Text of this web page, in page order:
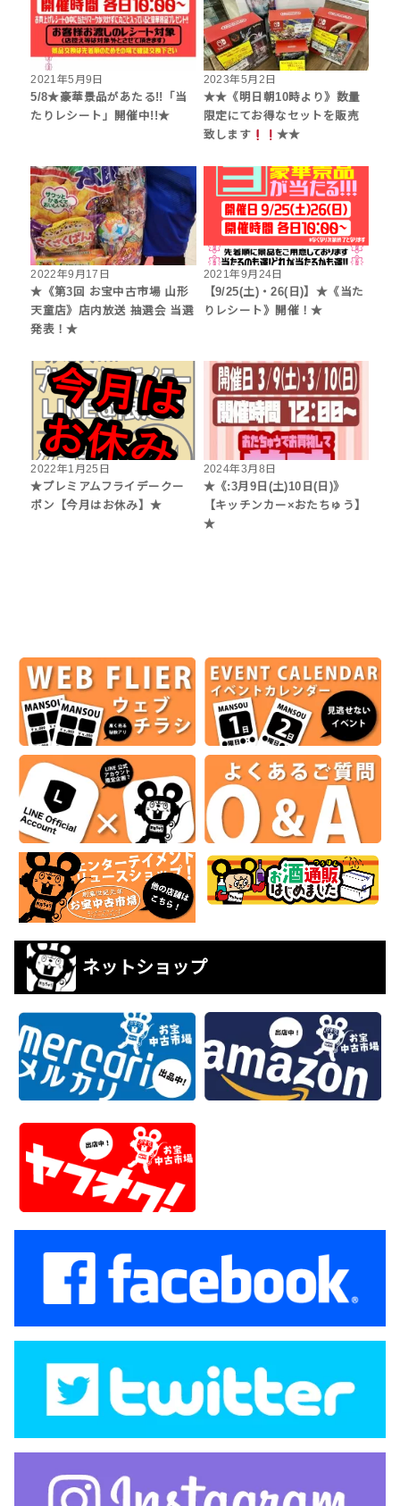
2021年5月9日
5/8★豪華景品があたる!!「当
たりレシート」開催中!!★
2023年5月2日
★★《明日朝10時より》数量
限定にてお得なセットを販売
致します
★★
2022年9月17日
★《第3回 お宝中古市場 山形
天童店》店内放送 抽選会 当選
発表！★
2021年9月24日
【9/25(土)・26(日)】★《当た
りレシート》開催！★
2022年1月25日
★プレミアムフライデークー
ポン【今月はお休み】★
2024年3月8日
★《:3月9日(土)10日(日)》
【キッチンカー×おたちゅう】
★
ネットショップ